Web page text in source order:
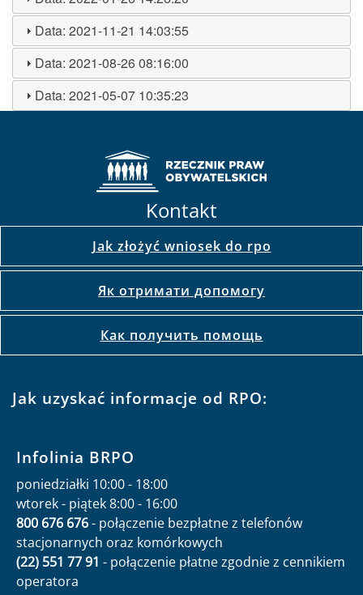
Data:2021-11-21 14:03:55
Data:2021-08-26 08:16:00
Data:2021-05-07 10:35:23
Kontakt
Jak złożyć wniosek do rpo
Як отримати допомогу
Как получить помощь
Jak uzyskać informacje od RPO:
Infolinia BRPO
poniedziałki 10:00 - 18:00
wtorek - piątek 8:00 - 16:00
800 676 676- połączenie bezpłatne z telefonów
stacjonarnych oraz komórkowych
(22) 551 77 91 - połączenie płatne zgodnie z cennikiem
operatora